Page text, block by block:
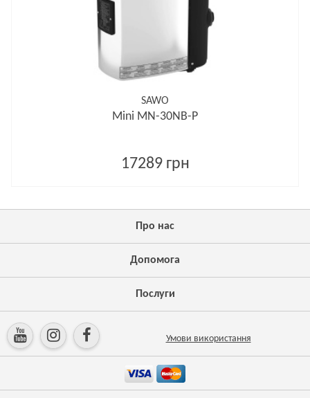
SAWO
Mini MN-30NB-P
17289 грн
Про нас
Допомога
Послуги
Умови використання